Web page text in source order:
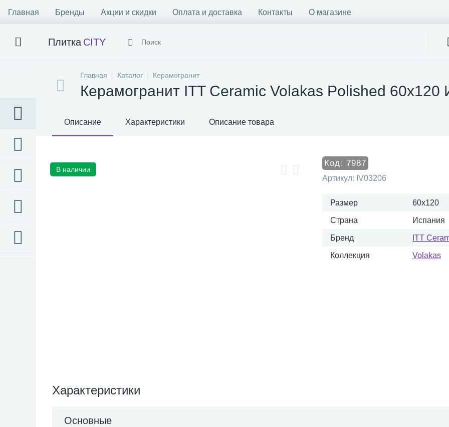
Главная Бренды Акции и скидки Оплата и доставка Контакты О магазине
Плитка CITY
Главная Каталог Керамогранит
Керамогранит ITT Ceramic Volakas Polished 60x120
Описание Характеристики Описание товара
В наличии
Код: 7987
Артикул: IV03206
Размер 60x120
Страна Испания
Бренд ITT
Коллекция Volakas
Характеристики
Основные